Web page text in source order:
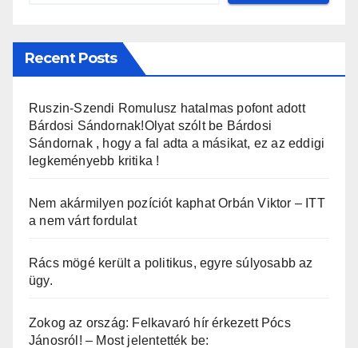
Recent Posts
Ruszin-Szendi Romulusz hatalmas pofont adott
Bárdosi Sándornak!Olyat szólt be Bárdosi
Sándornak , hogy a fal adta a másikat, ez az eddigi
legkeményebb kritika !
Nem akármilyen pozíciót kaphat Orbán Viktor – ITT
a nem várt fordulat
Rács mögé került a politikus, egyre súlyosabb az
ügy.
Zokog az ország: Felkavaró hír érkezett Pócs
Jánosról! – Most jelentették be: